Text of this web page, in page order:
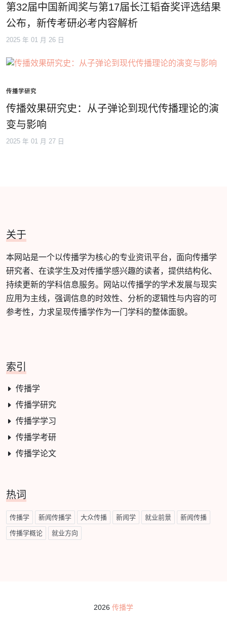
第32届中国新闻奖与第17届长江韬奋奖评选结果
公布，新传考研必考内容解析
2025 年 01 月 26 日
传播学研究
传播效果研究史：从子弹论到现代传播理论的演
变与影响
2025 年 01 月 27 日
关于
本网站是一个以传播学为核心的专业资讯平台，面向传播学
研究者、在读学生及对传播学感兴趣的读者，提供结构化、
持续更新的学科信息服务。网站以传播学的学术发展与现实
应用为主线，强调信息的时效性、分析的逻辑性与内容的可
参考性，力求呈现传播学作为一门学科的整体面貌。
索引
传播学
传播学研究
传播学学习
传播学考研
传播学论文
热词
传播学 新闻传播学 大众传播 新闻学 就业前景 新闻传播
传播学概论 就业方向
2026 传播学